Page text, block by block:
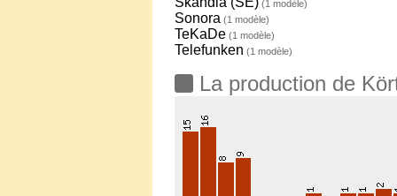
(1 modèle)
Sonora (1 modèle)
TeKaDe (1 modèle)
Telefunken (1 modèle)
La production de